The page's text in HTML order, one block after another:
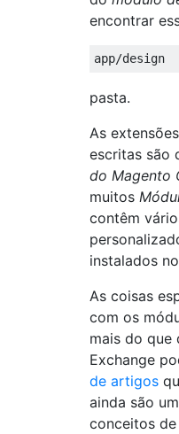
encontrar
app/design
pasta.
As
escritas são
do Magento
muitos
contêm
instalados no
As coisas
com os
mais do que
Exchange
de artigos
ainda são
conceitos